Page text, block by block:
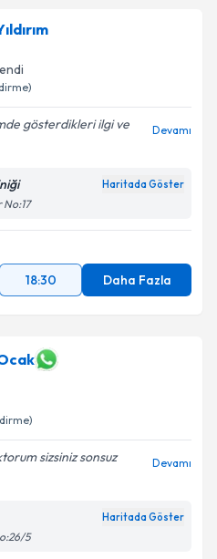
gösterdikleri ilgi ve
Devamı
Haritada Göster
No:17
18:30 Daha Fazla
sizsiniz sonsuz
Devamı
Haritada Göster
5